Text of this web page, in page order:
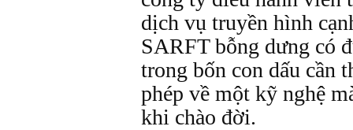
dịch vụ truyền hình
SARFT bỗng dưng có
trong bốn con dấu cần
phép về một kỹ nghệ
khi chào đời.